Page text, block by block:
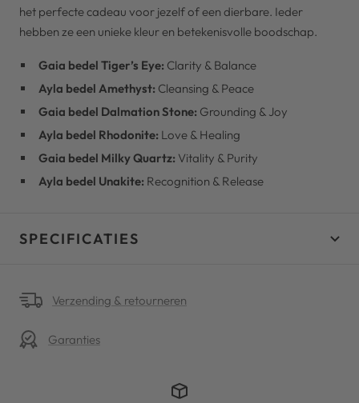
het perfecte cadeau voor jezelf of een dierbare. Ieder
hebben ze een unieke kleur en betekenisvolle boodschap.
Gaia bedel Tiger’s Eye: Clarity & Balance
Ayla bedel Amethyst: Cleansing & Peace
Gaia bedel Dalmation Stone: Grounding & Joy
Ayla bedel Rhodonite: Love & Healing
Gaia bedel Milky Quartz: Vitality & Purity
Ayla bedel Unakite: Recognition & Release
SPECIFICATIES
Verzending & retourneren
Garanties